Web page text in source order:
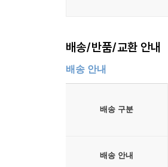
배송/반품/교환 안내
배송 안내
배송 구분
배송 안내